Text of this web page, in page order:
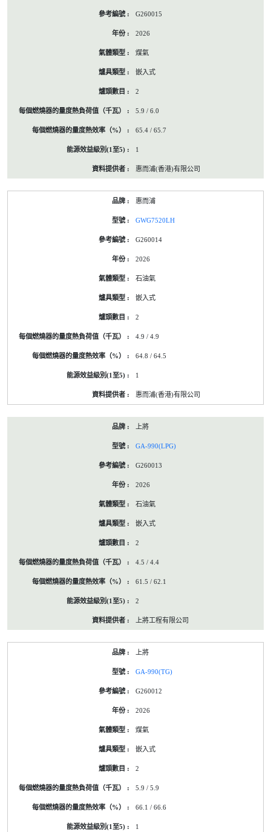
G260015
2026
煤氣
嵌入式
2
5.9 / 6.0
65.4 / 65.7
1
惠而浦(香港)有限公司
惠而浦
GWG7520LH
G260014
2026
石油氣
嵌入式
2
4.9 / 4.9
64.8 / 64.5
1
惠而浦(香港)有限公司
上將
GA-990(LPG)
G260013
2026
石油氣
嵌入式
2
4.5 / 4.4
61.5 / 62.1
2
上將工程有限公司
上將
GA-990(TG)
G260012
2026
煤氣
嵌入式
2
5.9 / 5.9
66.1 / 66.6
1